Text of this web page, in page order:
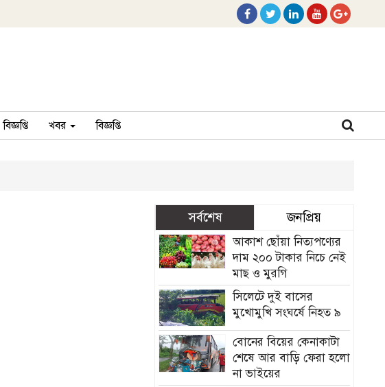
বিজ্ঞপ্তি খবর বিজ্ঞপ্তি
সর্বশেষ জনপ্রিয়
আকাশ ছোঁয়া নিত্যপণ্যের
দাম ২০০ টাকার নিচে নেই
মাছ ও মুরগি
সিলেটে দুই বাসের
মুখোমুখি সংঘর্ষে নিহত ৯
বোনের বিয়ের কেনাকাটা
শেষে আর বাড়ি ফেরা হলো
না ভাইয়ের